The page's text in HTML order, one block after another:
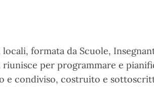
formata da Scuole,
riunisce per programmare e
e condiviso, costruito e